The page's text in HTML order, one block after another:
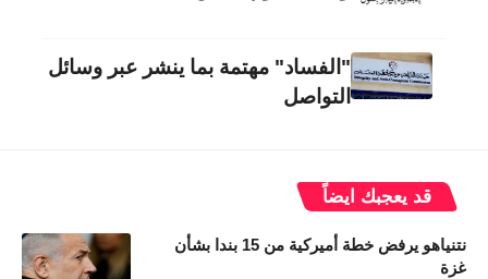
"الفساد" مهتمة بما ينشر عبر وسائل
التواصل
قد يعجبك ايضاً
نتنياهو يرفض خطة أميركية من 15 بندا بشأن
غزة